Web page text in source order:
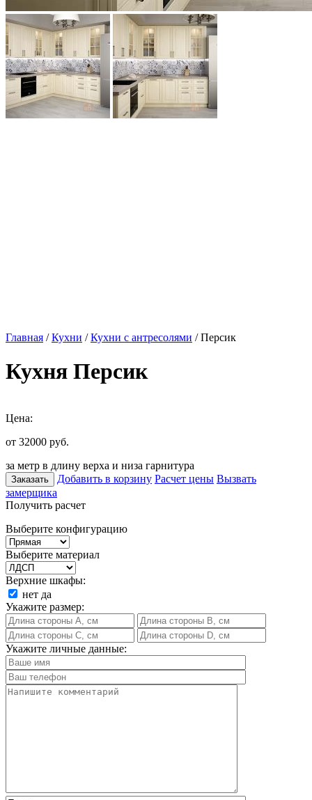
Главная /Кухни /Кухни с антресолями / Персик
Кухня Персик
Цена:
от 32000 руб.
за метр в длину верха и низа гарнитура
Заказать Добавить в корзину Расчет цены Вызвать
замерщика
Получить расчет
Выберите конфигурацию
Выберите материал
Верхние шкафы:
нет да
Укажите размер:
Укажите личные данные: